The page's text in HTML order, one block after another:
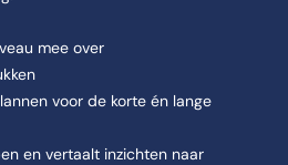
mee over
voor de korte én lange
en vertaalt inzichten naar